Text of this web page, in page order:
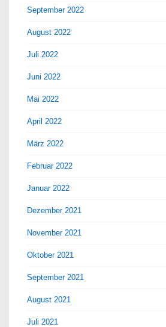
September 2022
August 2022
Juli 2022
Juni 2022
Mai 2022
April 2022
März 2022
Februar 2022
Januar 2022
Dezember 2021
November 2021
Oktober 2021
September 2021
August 2021
Juli 2021